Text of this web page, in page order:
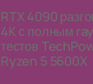
RTX 4090
4K с полным
тестов
Ryzen 5 5600X